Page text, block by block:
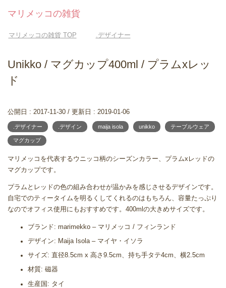
マリメッコの雑貨
マリメッコの雑貨TOP .デザイナー
Unikko / マグカップ400ml / プラムxレッ
ド
公開日 : 2017-11-30 / 更新日 : 2019-01-06
.デザイナー .デザイン maija isola unikko テーブルウェア
マグカップ
マリメッコを代表するウニッコ柄のシーズンカラー、プラムxレッドの
マグカップです。
プラムとレッドの色の組み合わせが温かみを感じさせるデザインです。
自宅でのティータイムを明るくしてくれるのはもちろん、容量たっぷり
なのでオフィス使用にもおすすめです。400mlの大きめサイズです。
ブランド: marimekko – マリメッコ / フィンランド
デザイン: Maija Isola – マイヤ・イソラ
サイズ: 直径8.5cm x 高さ9.5cm、持ち手タテ4cm、横2.5cm
材質: 磁器
生産国: タイ